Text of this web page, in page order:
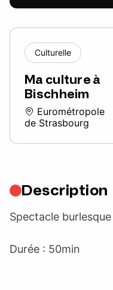
Culturelle
Ma culture à
Bischheim
Eurométropole
de Strasbourg
Description
Spectacle
Durée : 50min